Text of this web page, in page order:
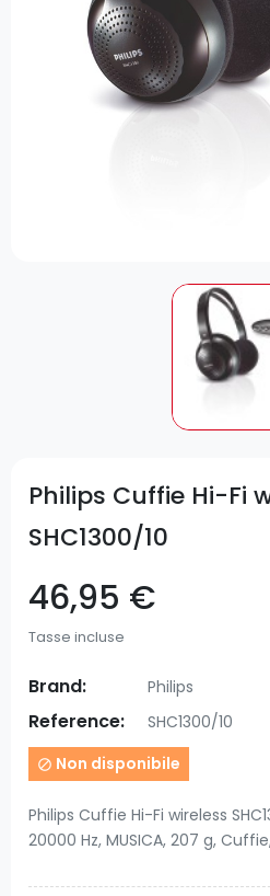
Philips Cuffie Hi-Fi
SHC1300/10
46,95 €
Tasse incluse
Brand: Philips
Reference: SHC1300/10
 Non disponibile
Philips Cuffie Hi-Fi wireless
20000 Hz, MUSICA, 207 g,